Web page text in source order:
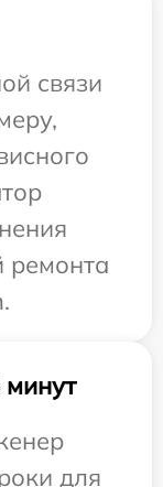
связи
ремонта
для